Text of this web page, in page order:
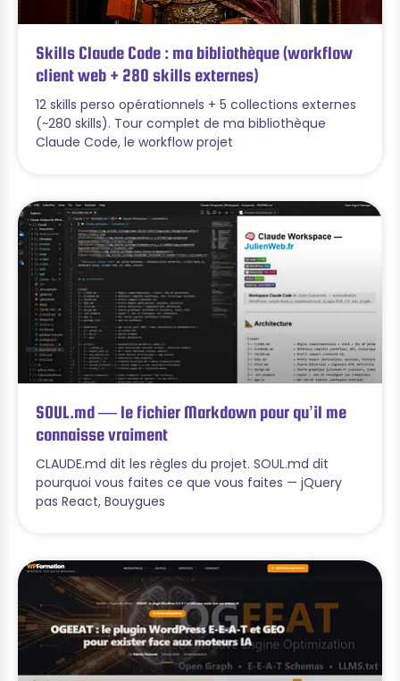
Skills Claude Code : ma bibliothèque (workflow
client web + 280 skills externes)
12 skills perso opérationnels + 5 collections externes
(~280 skills). Tour complet de ma bibliothèque
Claude Code, le workflow projet
SOUL.md — le fichier Markdown pour qu’il me
connaisse vraiment
CLAUDE.md dit les règles du projet. SOUL.md dit
pourquoi vous faites ce que vous faites — jQuery
pas React, Bouygues